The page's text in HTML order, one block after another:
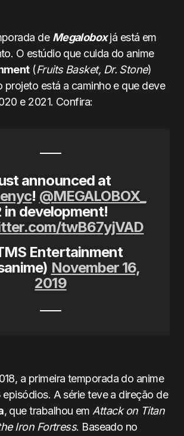
de Megalobox já está em
O estúdio que cuida do anime
(Fruits Basket, Dr. Stone)
projeto está a caminho e que deve
e 2021. Confira:
announced at
! @MEGALOBOX_
in development!
twB67yjVAD
Entertainment
November 16,
2019
a primeira temporada do anime
A série teve a direção de
, que trabalhou em Attack on Titan
Iron Fortress. Baseado no